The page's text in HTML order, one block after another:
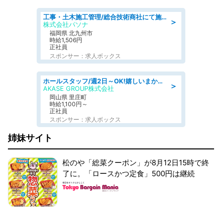
＞
工事・土木施工管理/総合技術商社にて施工管理のお仕事/即日勤務可/車通勤可/工事・土木施工管理/生産・品質管理
株式会社パソナ
福岡県 北九州市
時給1,506円
正社員
スポンサー：求人ボックス
＞
ホールスタッフ/週2日～OK!嬉しいまかない付き/岡山県/浅口郡里庄町
AKASE GROUP株式会社
岡山県 里庄町
時給1,100円～
正社員
スポンサー：求人ボックス
姉妹サイト
松のや「総菜クーポン」が8月12日15時で終
了に。「ロースかつ定食」500円は継続